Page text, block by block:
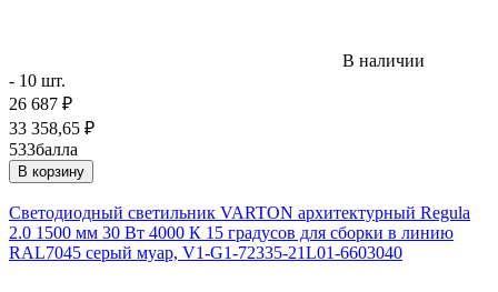
В наличии
- 10 шт.
26 687 ₽
33 358,65 ₽
533балла
В корзину
Светодиодный светильник VARTON архитектурный Regula
2.0 1500 мм 30 Вт 4000 К 15 градусов для сборки в линию
RAL7045 серый муар, V1-G1-72335-21L01-6603040